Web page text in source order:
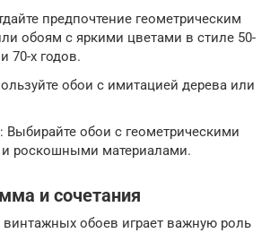
предпочтение геометрическим
обоям с яркими цветами в стиле 50-
70-х годов.
обои с имитацией дерева или
Выбирайте обои с геометрическими
и роскошными материалами.
и сочетания
обоев играет важную роль